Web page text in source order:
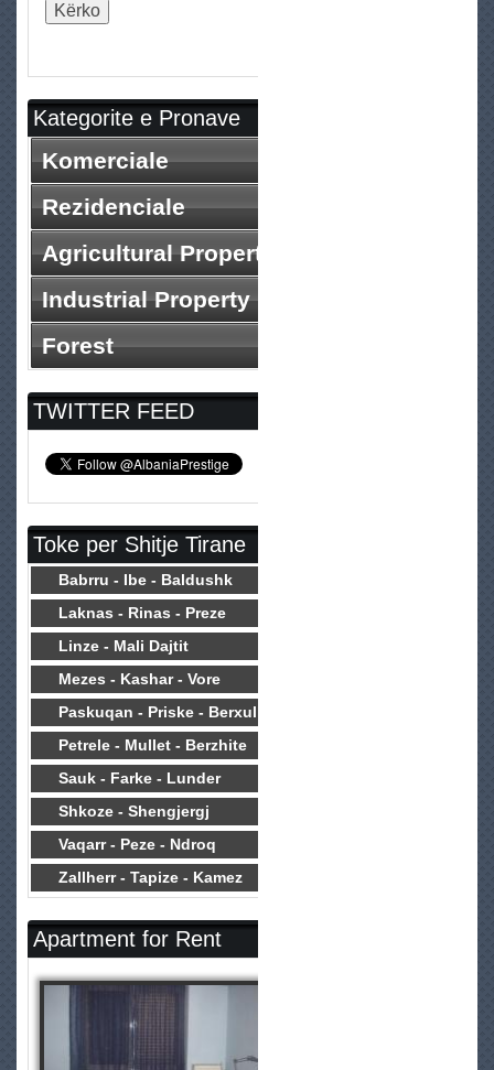
Kategorite e Pronave
Komerciale
Rezidenciale
Agricultural Property
Industrial Property
Forest
TWITTER FEED
Toke per Shitje Tirane
Babrru - Ibe - Baldushk
Laknas - Rinas - Preze
Linze - Mali Dajtit
Mezes - Kashar - Vore
Paskuqan - Priske - Berxull
Petrele - Mullet - Berzhite
Sauk - Farke - Lunder
Shkoze - Shengjergj
Vaqarr - Peze - Ndroq
Zallherr - Tapize - Kamez
Apartment for Rent